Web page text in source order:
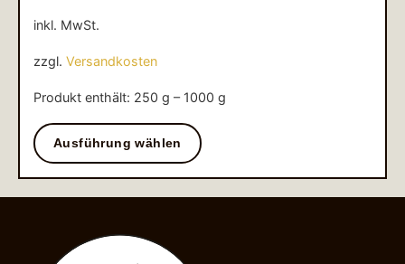
inkl. MwSt.
zzgl. Versandkosten
Produkt enthält: 250 g – 1000 g
Ausführung wählen